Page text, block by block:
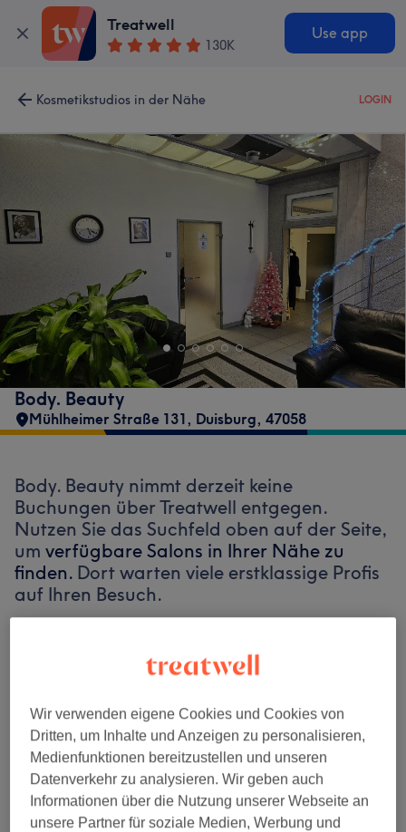
Treatwell
130K
Use app
Kosmetikstudios in der Nähe LOGIN
Body. Beauty
Mühlheimer Straße 131, Duisburg, 47058
Body. Beauty nimmt derzeit keine
Buchungen über Treatwell entgegen.
Nutzen Sie das Suchfeld oben auf der Seite,
um verfügbare Salons in Ihrer Nähe zu
finden. Dort warten viele erstklassige Profis
auf Ihren Besuch.
Finde die besten Salons in deiner Nähe
Auf Treatwell finden
Wir verwenden eigene Cookies und Cookies von
Dritten, um Inhalte und Anzeigen zu personalisieren,
Medienfunktionen bereitzustellen und unseren
Datenverkehr zu analysieren. Wir geben auch
Informationen über die Nutzung unserer Webseite an
unsere Partner für soziale Medien, Werbung und